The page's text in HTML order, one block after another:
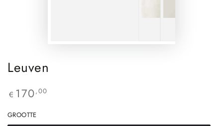
Leuven
€ 170,00
GROOTTE